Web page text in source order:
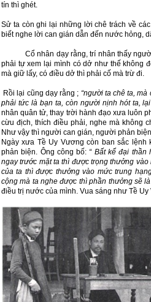
tín thì ghét.
Sử ta còn ghi lại những lời chê trách về
biết nghe lời can gián dẫn đến nước hỏng,
Cổ nhân dạy rằng, trí nhân thấy người
phải tự xem lại mình có dở như thế không
mà giữ lấy, có điều dở thì phải cố mà trừ đi.
Rồi lại cũng dạy rằng ; “người ta chê ta,
phải tức là bạn ta, còn người nịnh hót ta,
nhân quân tử, thay trời hành đạo xưa luôn
cừu địch, thích điều phải, nghe mà không
Như vậy thì người can gián, người phản
Ngày xưa Tề Uy Vương còn ban sắc
phản biện. Ông công bố: “ Bất kể đại thần
ngay trước mặt ta thì được trọng thưởng
của ta thì được thưởng vào mức trung
cộng mà ta nghe được thì phần thưởng sẽ
điều trị nước của mình. Vua sáng như Tề